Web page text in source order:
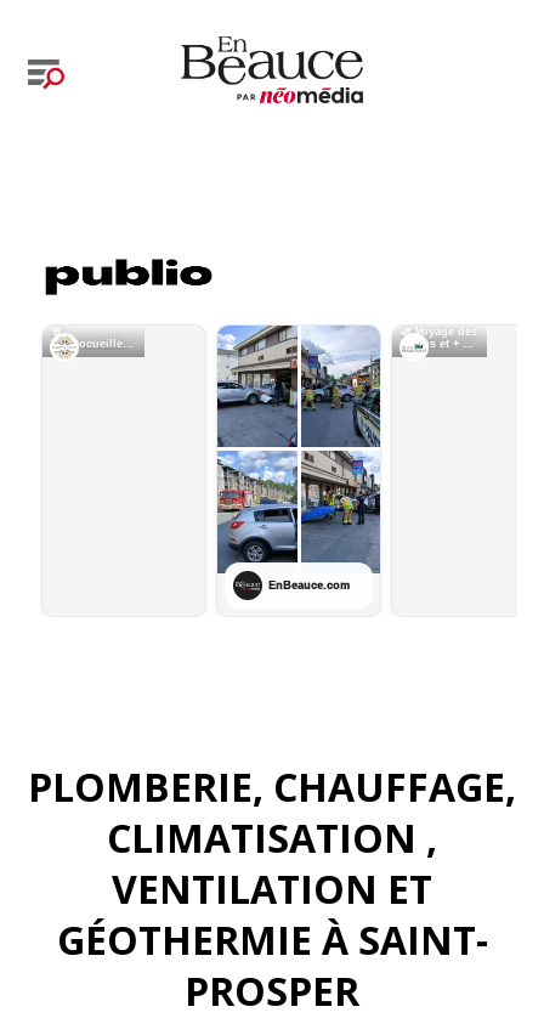
PLOMBERIE, CHAUFFAGE,
CLIMATISATION ,
VENTILATION ET
GÉOTHERMIE À SAINT-
PROSPER